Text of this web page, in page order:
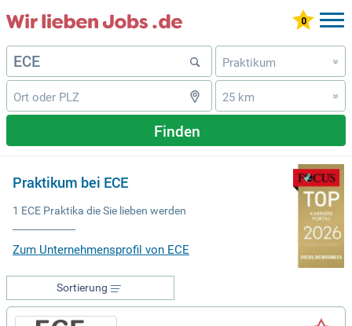
Praktikum »
25 km »
Finden
Praktikum bei ECE
1 ECE Praktika die Sie lieben werden
Zum Unternehmensprofil von ECE
Sortierung